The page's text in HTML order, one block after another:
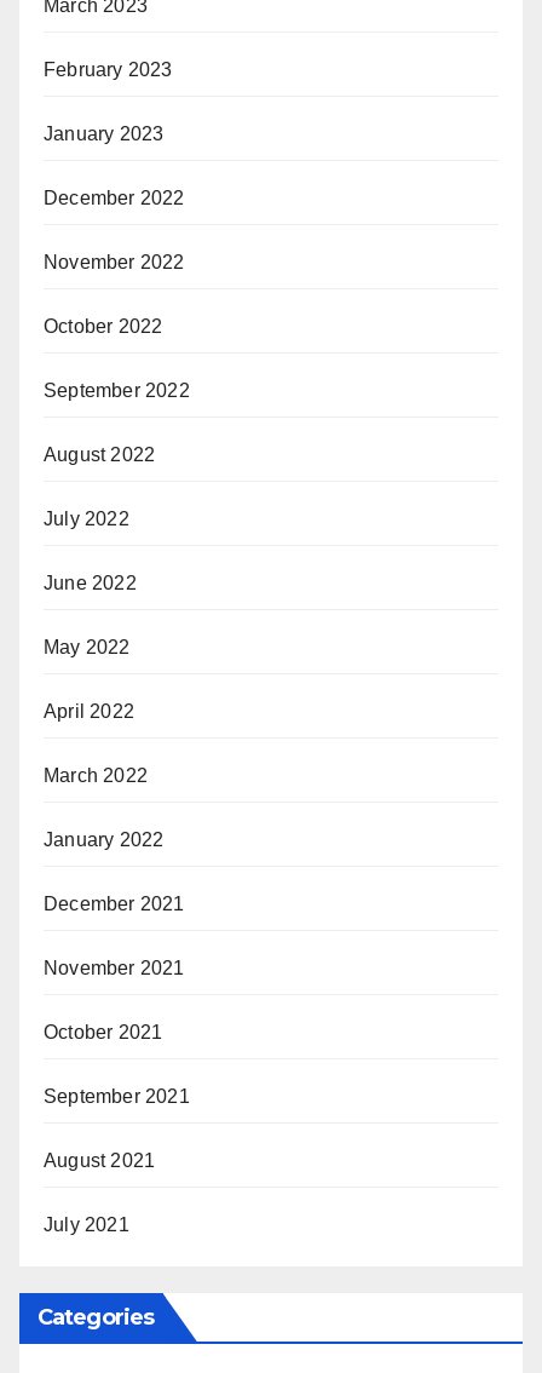
March 2023
February 2023
January 2023
December 2022
November 2022
October 2022
September 2022
August 2022
July 2022
June 2022
May 2022
April 2022
March 2022
January 2022
December 2021
November 2021
October 2021
September 2021
August 2021
July 2021
Categories